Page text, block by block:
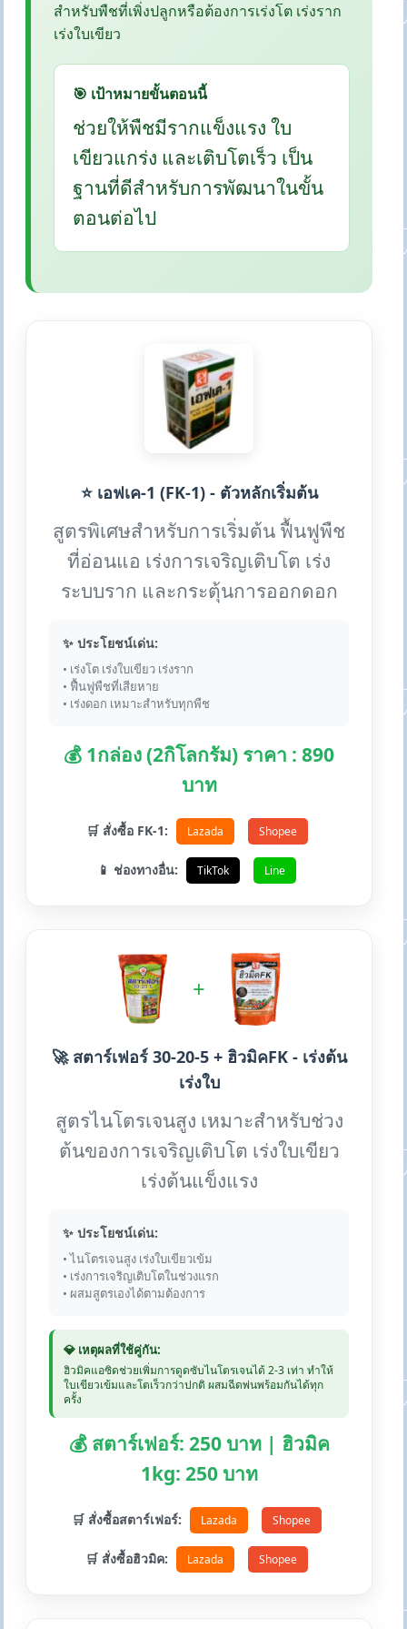
สำหรับพืชที่เพิ่งปลูกหรือต้องการเร่งโต เร่งราก
เร่งใบเขียว
🎯 เป้าหมายขั้นตอนนี้
ช่วยให้พืชมีรากแข็งแรง ใบ
เขียวแกร่ง และเติบโตเร็ว เป็น
ฐานที่ดีสำหรับการพัฒนาในขั้น
ตอนต่อไป
⭐ เอฟเค-1 (FK-1) - ตัวหลักเริ่มต้น
สูตรพิเศษสำหรับการเริ่มต้น ฟื้นฟูพืช
ที่อ่อนแอ เร่งการเจริญเติบโต เร่ง
ระบบราก และกระตุ้นการออกดอก
✨ ประโยชน์เด่น:
• เร่งโต เร่งใบเขียว เร่งราก
• ฟื้นฟูพืชที่เสียหาย
• เร่งดอก เหมาะสำหรับทุกพืช
💰 1กล่อง (2กิโลกรัม) ราคา : 890
บาท
🛒 สั่งซื้อ FK-1: Lazada Shopee
📱 ช่องทางอื่น: TikTok Line
+
🚀 สตาร์เฟอร์ 30-20-5 + ฮิวมิคFK - เร่งต้น
เร่งใบ
สูตรไนโตรเจนสูง เหมาะสำหรับช่วง
ต้นของการเจริญเติบโต เร่งใบเขียว
เร่งต้นแข็งแรง
✨ ประโยชน์เด่น:
• ไนโตรเจนสูง เร่งใบเขียวเข้ม
• เร่งการเจริญเติบโตในช่วงแรก
• ผสมสูตรเองได้ตามต้องการ
💎 เหตุผลที่ใช้คู่กัน:
ฮิวมิคแอซิดช่วยเพิ่มการดูดซับไนโตรเจนได้ 2-3 เท่า ทำให้
ใบเขียวเข้มและโตเร็วกว่าปกติ ผสมฉีดพ่นพร้อมกันได้ทุก
ครั้ง
💰 สตาร์เฟอร์: 250 บาท | ฮิวมิค
1kg: 250 บาท
🛒 สั่งซื้อสตาร์เฟอร์: Lazada Shopee
🛒 สั่งซื้อฮิวมิค: Lazada Shopee